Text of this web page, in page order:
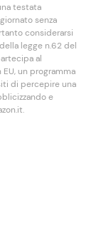
testata
senza
considerarsi
legge n.62 del
al
un programma
di percepire una
e